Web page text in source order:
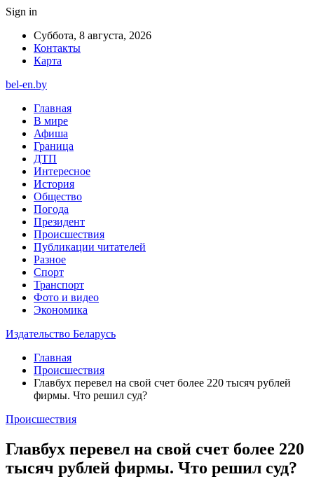
Sign in
Суббота, 8 августа, 2026
Контакты
Карта
bel-en.by
Главная
В мире
Афиша
Граница
ДТП
Интересное
История
Общество
Погода
Президент
Происшествия
Публикации читателей
Разное
Спорт
Транспорт
Фото и видео
Экономика
Издательство Беларусь
Главная
Происшествия
Главбух перевел на свой счет более 220 тысяч рублей
фирмы. Что решил суд?
Происшествия
Главбух перевел на свой счет более 220
тысяч рублей фирмы. Что решил суд?